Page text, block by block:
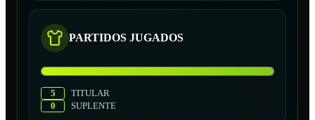
PARTIDOS JUGADOS
5
TITULAR
0
SUPLENTE